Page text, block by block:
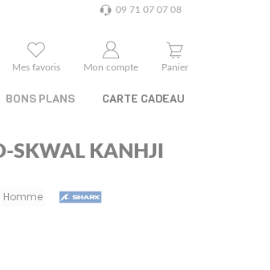
09 71 07 07 08
Mes favoris Mon compte Panier
BONS PLANS CARTE CADEAU
SKWAL KANHJI
Homme